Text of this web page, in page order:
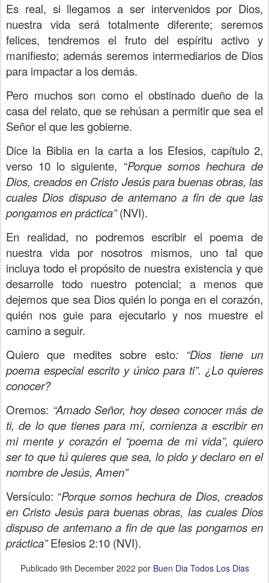
Es real, si llegamos a ser intervenidos por Dios,
nuestra vida será totalmente diferente; seremos
felices, tendremos el fruto del espíritu activo y
manifiesto; además seremos intermediarios de Dios
para impactar a los demás.
Pero muchos son como el obstinado dueño de la
casa del relato, que se rehúsan a permitir que sea el
Señor el que les gobierne.
Dice la Biblia en la carta a los Efesios, capítulo 2,
verso 10 lo siguiente, “Porque somos hechura de
Dios, creados en Cristo Jesús para buenas obras, las
cuales Dios dispuso de antemano a fin de que las
pongamos en práctica”(NVI).
En realidad, no podremos escribir el poema de
nuestra vida por nosotros mismos, uno tal que
incluya todo el propósito de nuestra existencia y que
desarrolle todo nuestro potencial; a menos que
dejemos que sea Dios quién lo ponga en el corazón,
quién nos guie para ejecutarlo y nos muestre el
camino a seguir.
Quiero que medites sobre esto: “Dios tiene un
poema especial escrito y único para ti”. ¿Lo quieres
conocer?
Oremos: “Amado Señor, hoy deseo conocer más de
ti, de lo que tienes para mí, comienza a escribir en
mi mente y corazón el “poema de mi vida”, quiero
ser to que tú quieres que sea, lo pido y declaro en el
nombre de Jesús, Amen”
Versículo: “Porque somos hechura de Dios, creados
en Cristo Jesús para buenas obras, las cuales Dios
dispuso de antemano a fin de que las pongamos en
práctica”Efesios 2:10 (NVI).
Publicado 9th December 2022 por Buen Dia Todos Los Dias